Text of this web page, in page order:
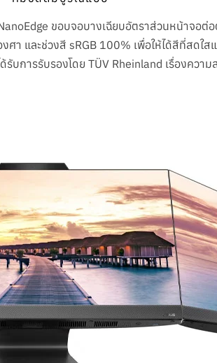
ขอบจอบางเฉียบอัตราส่วนหน้าจอ
า และช่วงสี sRGB 100% เพื่อให้ได้สีที่สดใ
บการรับรองโดย TÜV Rheinland เรื่องควา